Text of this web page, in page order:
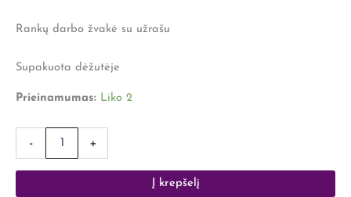
Rankų darbo žvakė su užrašu
Supakuota dėžutėje
Prieinamumas: Liko 2
- +
Į krepšelį